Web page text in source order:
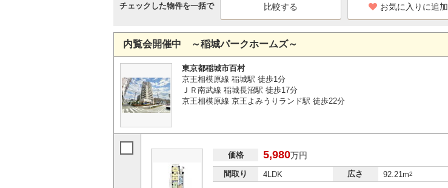
チェックした物件を一括で お気に入りに追加
内覧会開催中 ～稲城パークホームズ～
東京都稲城市百村
京王相模原線 稲城駅 徒歩1分
ＪＲ南武線 稲城長沼駅 徒歩17分
京王相模原線 京王よみうりランド駅 徒歩22分
価格 5,980万円
間取り 4LDK 広さ 92.21m2